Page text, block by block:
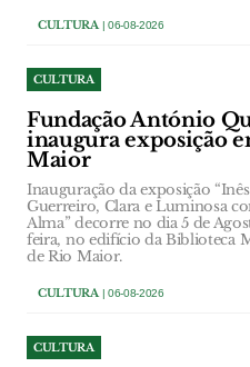
CULTURA| 06-08-2026
CULTURA
Fundação António
inaugura exposição
Maior
Inauguração da exposição “Inês
Guerreiro, Clara e Luminosa
Alma” decorre no dia 5 de
feira, no edifício da Biblioteca
de Rio Maior.
CULTURA| 06-08-2026
CULTURA